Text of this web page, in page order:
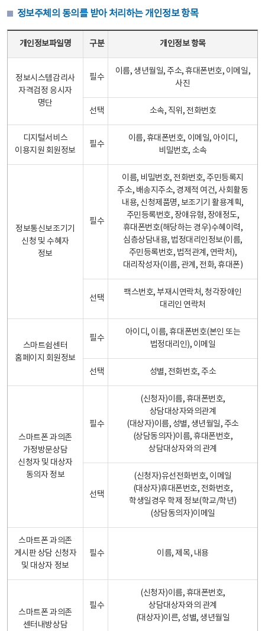
정보주체의 동의를 받아 처리하는 개인정보 항목
개인정보파일명 구분 개인정보 항목
정보시스템감리사
자격검정 응시자
명단
필수
이름, 생년월일, 주소, 휴대폰번호, 이메일,
사진
선택 소속, 직위, 전화번호
디지털서비스
이용지원 회원정보
필수
이름, 휴대폰번호, 이메일, 아이디,
비밀번호, 소속
정보통신보조기기
신청 및 수혜자
정보
필수
이름, 비밀번호, 전화번호, 주민등록지
주소, 배송지주소, 경제적 여건, 사회활동
내용, 신청제품명, 보조기기 활용계획,
주민등록번호, 장애유형, 장애정도,
휴대폰번호(해당하는 경우)수혜이력,
심층상담내용, 법정대리인정보(이름,
주민등록번호, 법적관계, 연락처),
대리작성자(이름, 관계, 전화, 휴대폰)
선택
팩스번호, 부재시연락처, 청각장애인
대리인 연락처
스마트쉼센터
홈페이지 회원정보
필수
아이디, 이름, 휴대폰번호(본인 또는
법정대리인), 이메일
선택 성별, 전화번호, 주소
스마트폰 과의존
가정방문상담
신청자 및 대상자
동의자 정보
필수
(신청자)이름, 휴대폰번호,
상담대상자와의관계
(대상자)이름, 성별, 생년월일, 주소
(상담동의자)이름, 휴대폰번호,
상담대상자와의 관계
선택
(신청자)유선전화번호, 이메일
(대상자)휴대폰번호, 전화번호,
학생일경우 학제 정보(학교/학년)
(상담동의자)이메일
스마트폰 과의존
게시판 상담 신청자
및 대상자 정보
필수 이름, 제목, 내용
스마트폰 과의존
센터내방상담
필수
(신청자)이름, 휴대폰번호,
상담대상자와의 관계
(대상자)이른, 성별, 생년월일